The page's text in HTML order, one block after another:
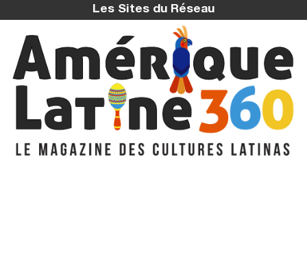
Les Sites du Réseau